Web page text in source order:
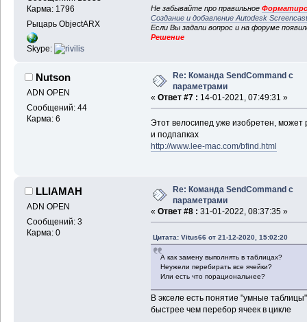
Карма: 1796
Рыцарь ObjectARX
Skype:
Не забывайте про правильное
Создание и добавление Autodesk
Если Вы задали вопрос и на форуме
Решение
Nutson
ADN OPEN
Сообщений: 44
Карма: 6
Re: Команда SendCommand с
параметрами
« Ответ #7 : 14-01-2021, 07:49:31 »
Этот велосипед уже изобретен, может
и подпапках
http://www.lee-mac.com/bfind.html
LLIAMAH
ADN OPEN
Сообщений: 3
Карма: 0
Re: Команда SendCommand с
параметрами
« Ответ #8 : 31-01-2022, 08:37:35 »
Цитата: Vitus66 от 21-12-2020, 15:02:20
А как замену выполнять в таблицах?
Неужели перебирать все ячейки?
Или есть что порациональнее?
В экселе есть понятие "умные
быстрее чем перебор ячеек в цикле